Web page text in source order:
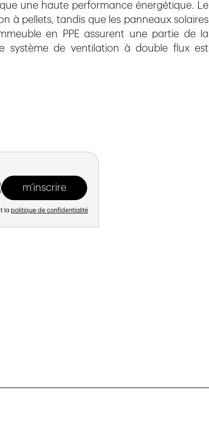
une haute performance énergétique. Le
à pellets, tandis que les panneaux solaires
en PPE assurent une partie de la
système de ventilation à double flux est
la politique de confidentialité